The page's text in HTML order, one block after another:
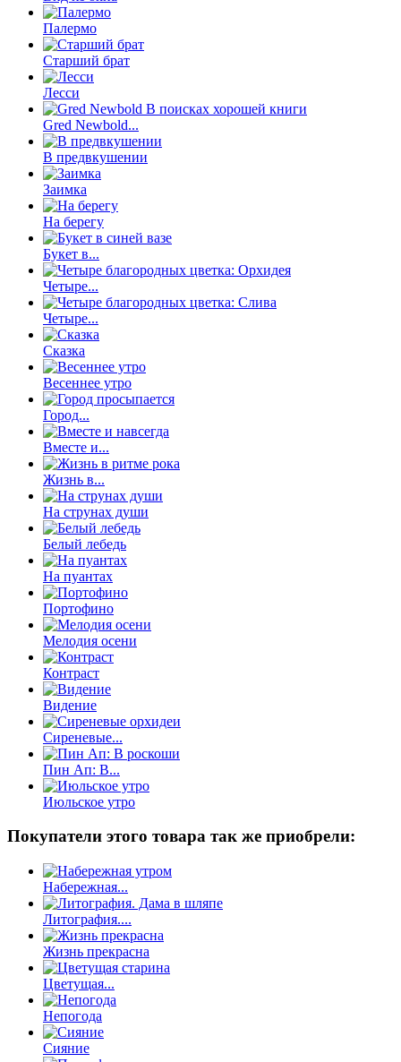
Палермо
Старший брат
Лесси
Gred Newbold...
В предвкушении
Заимка
На берегу
Букет в...
Четыре...
Четыре...
Сказка
Весеннее утро
Город...
Вместе и...
Жизнь в...
На струнах души
Белый лебедь
На пуантах
Портофино
Мелодия осени
Контраст
Видение
Сиреневые...
Пин Ап: В...
Июльское утро
Покупатели этого товара так же приобрели:
Набережная...
Литография....
Жизнь прекрасна
Цветущая...
Непогода
Сияние